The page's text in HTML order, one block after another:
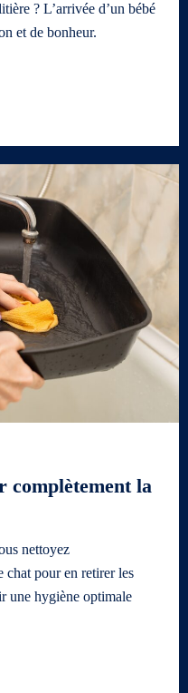
? L’arrivée d’un bébé
et de bonheur.
complètement la
nettoyez
chat pour en retirer les
une hygiène optimale